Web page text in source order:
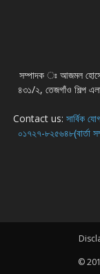
সম্পাদক ঃ আজমল
৪৩১/২, তেজগাঁও শিল্প
Contact us: সার্বিক
০১৭২৭-
©